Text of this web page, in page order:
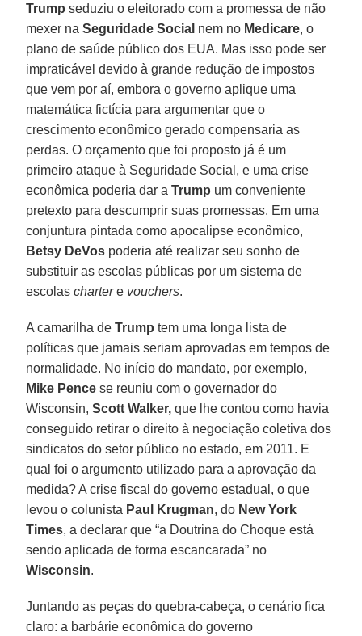
Trump seduziu o eleitorado com a promessa de não
mexer naSeguridade Social nem no Medicare, o
plano de saúde público dos EUA. Mas isso pode ser
impraticável devido à grande redução de impostos
que vem por aí, embora o governo aplique uma
matemática fictícia para argumentar que o
crescimento econômico gerado compensaria as
perdas. O orçamento que foi proposto já é um
primeiro ataque à Seguridade Social, e uma crise
econômica poderia dar aTrump um conveniente
pretexto para descumprir suas promessas. Em uma
conjuntura pintada como apocalipse econômico,
Betsy DeVos poderia até realizar seu sonho de
substituir as escolas públicas por um sistema de
escolaschartere vouchers.
A camarilha deTrump tem uma longa lista de
políticas que jamais seriam aprovadas em tempos de
normalidade. No início do mandato, por exemplo,
Mike Pence se reuniu com o governador do
Wisconsin,Scott Walker, que lhe contou como havia
conseguido retirar o direito à negociação coletiva dos
sindicatos do setor público no estado, em 2011. E
qual foi o argumento utilizado para a aprovação da
medida? A crise fiscal do governo estadual, o que
levou o colunista Paul Krugman, do New York
Times, a declarar que “a Doutrina do Choque está
sendo aplicada de forma escancarada” no
Wisconsin.
Juntando as peças do quebra-cabeça, o cenário fica
claro: a barbárie econômica do governo